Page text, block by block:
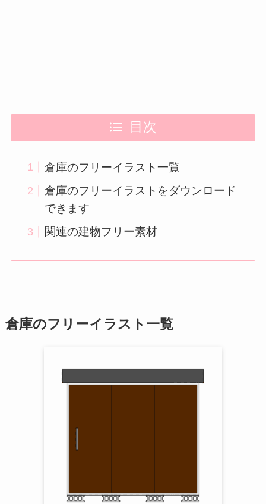
目次
倉庫のフリーイラスト一覧
倉庫のフリーイラストをダウンロード
できます
関連の建物フリー素材
倉庫のフリーイラスト一覧